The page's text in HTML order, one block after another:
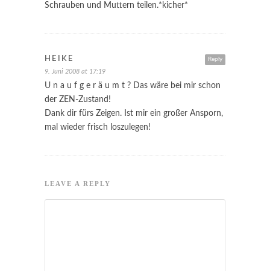
Schrauben und Muttern teilen.*kicher*
Reply
HEIKE
9. Juni 2008 at 17:19
U n a u f g e r ä u m t ? Das wäre bei mir schon
der ZEN-Zustand!
Dank dir fürs Zeigen. Ist mir ein großer Ansporn,
mal wieder frisch loszulegen!
LEAVE A REPLY